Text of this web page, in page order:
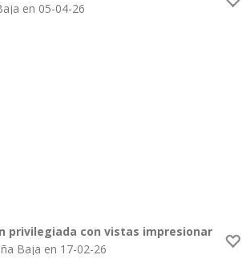
desde Breña Baja en 05-04-26
privilegiada con vistas impresionantes
Baja en 17-02-26